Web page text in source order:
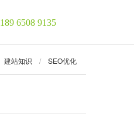
189 6508 9135
建站知识 / SEO优化